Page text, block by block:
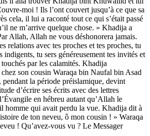
moi ! Ils l’ont couvert jusqu’à ce que sa
cela, il lui a raconté tout ce qui s’était passé
ne m’arrive quelque chose. » Khadija a
Allah, Allah ne vous déshonorera jamais.
relations avec tes proches et tes proches, tu
indigents, tu sers généreusement tes invités et
par les calamités. Khadija
chez son cousin Waraqa bin Naufal bin Asad
la période préislamique, devint
d’écrire ses écrits avec des lettres
en hébreu autant qu’Allah le
homme qui avait perdu la vue. Khadija dit à
de ton neveu, ô mon cousin ! » Waraqa
! Qu’avez-vous vu ? Le Messager